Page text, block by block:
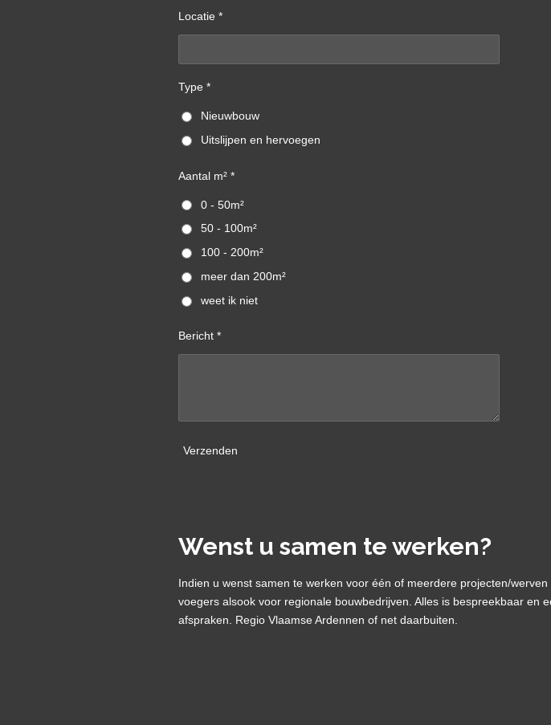
Locatie *
Type *
Nieuwbouw
Uitslijpen en hervoegen
Aantal m² *
0 - 50m²
50 - 100m²
100 - 200m²
meer dan 200m²
weet ik niet
Bericht *
Verzenden
Wenst u samen te werken?
Indien u wenst samen te werken voor één of meerdere projecten/
voegers alsook voor regionale bouwbedrijven. Alles is bespreekbaar en
afspraken. Regio Vlaamse Ardennen of net daarbuiten.